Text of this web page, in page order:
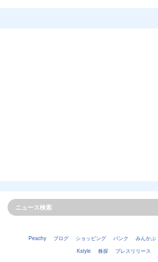
Peachy ブログ ショッピング バンク みんかぶ
Kstyle
株探 プレスリリース